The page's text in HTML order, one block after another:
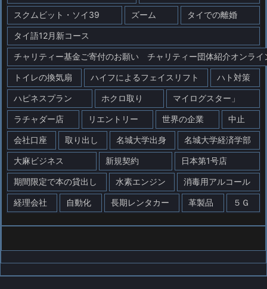
スクムビット・ソイ39 ズーム タイでの離婚
タイ語12月新コース
チャリティー基金ご寄付のお願い チャリティー団体紹介オンライ
トイレの換気扇 ハイフによるフェイスリフト ハト対策
ハピネスプラン ホクロ取り マイログスター」
ラチャダー店 リエントリー 世界の企業 中止
会社口座 取り出し 名城大学出身 名城大学経済学部
大麻ビジネス 新規契約 日本第1号店
期間限定で本の貸出し 水素エンジン 消毒用アルコール
経理会社 自動化 長期レンタカー 革製品 ５Ｇ